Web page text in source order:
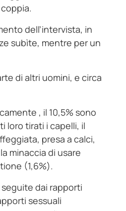
dell’intervista, in
subìte, mentre per un
di altri uomini, e circa
, il 10,5% sono
loro tirati i capelli, il
presa a calci,
minaccia di usare
(1,6%).
dai rapporti
sessuali